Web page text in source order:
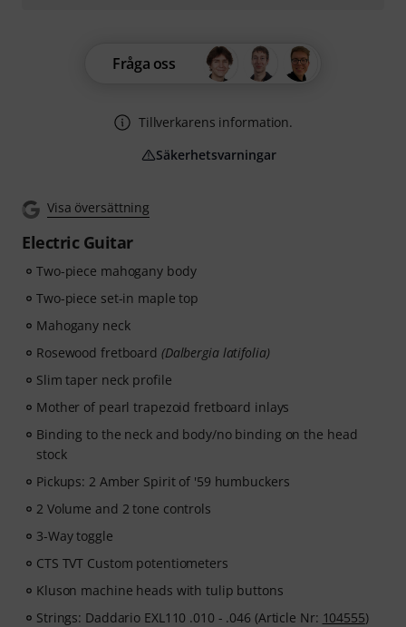
Visa översättning
Electric Guitar
Two-piece mahogany body
Two-piece set-in maple top
Mahogany neck
Rosewood fretboard (Dalbergia latifolia)
Slim taper neck profile
Mother of pearl trapezoid fretboard inlays
Binding to the neck and body/no binding on the head
stock
Pickups: 2 Amber Spirit of '59 humbuckers
2 Volume and 2 tone controls
3-Way toggle
CTS TVT Custom potentiometers
Kluson machine heads with tulip buttons
Strings: Daddario EXL110 .010 - .046 (Article Nr: 104555)
Fråga oss
Tillverkarens information.
Säkerhetsvarningar